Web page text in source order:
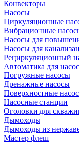
Конвекторы
Насосы
Циркуляционные
Вибрационные
Насосы для
Насосы для
Рециркуляционный
Автоматика для
Погружные насосы
Дренажные насосы
Поверхностные
Насосные станции
Оголовки для
Дымоходы
Дымоходы из
Мастер флеш